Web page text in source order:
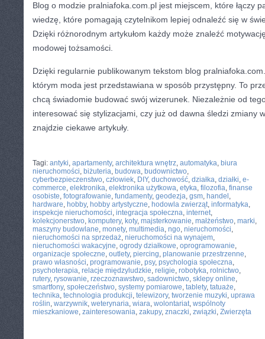
Blog o modzie pralniafoka.com.pl jest miejscem, które łączy
wiedzę, które pomagają czytelnikom lepiej odnaleźć się w
Dzięki różnorodnym artykułom każdy może znaleźć
modowej tożsamości.
Dzięki regularnie publikowanym tekstom blog
którym moda jest przedstawiana w sposób przystępny. To
chcą świadomie budować swój wizerunek. Niezależnie od
interesować się stylizacjami, czy już od dawna śledzi zmiany
znajdzie ciekawe artykuły.
Tagi: antyki, apartamenty, architektura wnętrz, automatyka, biura
nieruchomości, biżuteria, budowa, budownictwo,
cyberbezpieczenstwo, człowiek, DIY, duchowość, działka, działki, e-
commerce, elektronika, elektronika użytkowa, etyka, filozofia, finanse
osobiste, fotografowanie, fundamenty, geodezja, gsm, handel ,
hardware, hobby, hobby artystyczne, hodowla zwierząt, informatyka,
inspekcje nieruchomości, integracja społeczna, internet,
kolekcjonerstwo, komputery, koty, majsterkowanie, małżeństwo, marki,
maszyny budowlane, monety, multimedia, ngo, nieruchomości,
nieruchomości na sprzedaż, nieruchomości na wynajem,
nieruchomości wakacyjne, ogrody działkowe, oprogramowanie,
organizacje społeczne, outlety, piercing, planowanie przestrzenne,
prawo własności, programowanie, psy, psychologia społeczna,
psychoterapia, relacje międzyludzkie, religie, robotyka, rolnictwo,
rutery, rysowanie, rzeczoznawstwo, sadownictwo, sklepy online,
smartfony, społeczeństwo, systemy pomiarowe, tablety, tatuaże,
technika, technologia produkcji, telewizory, tworzenie muzyki, uprawa
roślin, warzywnik, weterynaria, wiara, wolontariat, wspólnoty
mieszkaniowe, zainteresowania, zakupy, znaczki, związki, Zwierzęta